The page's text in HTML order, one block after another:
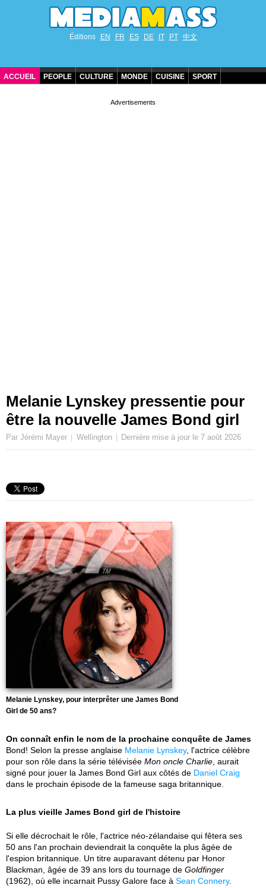
Éditions EN FR ES DE IT PT 中文
ACCUEIL PEOPLE CULTURE MONDE CUISINE SPORT
Melanie Lynskey pressentie pour
être la nouvelle James Bond girl
Par Jérémi Mayer Wellington Dernière mise à jour le 7 août 2026
Melanie Lynskey, pour interprêter une James Bond
Girl de 50 ans?
On connaît enfin le nom de la prochaine conquête de James
Bond! Selon la presse anglaise Melanie Lynskey, l'actrice célèbre
pour son rôle dans la série télévisée Mon oncle Charlie , aurait
signé pour jouer la James Bond Girl aux côtés de Daniel Craig
dans le prochain épisode de la fameuse saga britannique.
La plus vieille James Bond girl de l'histoire
Si elle décrochait le rôle, l'actrice néo-zélandaise qui fêtera ses
50 ans l'an prochain deviendrait la conquête la plus âgée de
l'espion britannique. Un titre auparavant détenu par Honor
Blackman, âgée de 39 ans lors du tournage de Goldfinger
(1962), où elle incarnait Pussy Galore face à Sean Connery.